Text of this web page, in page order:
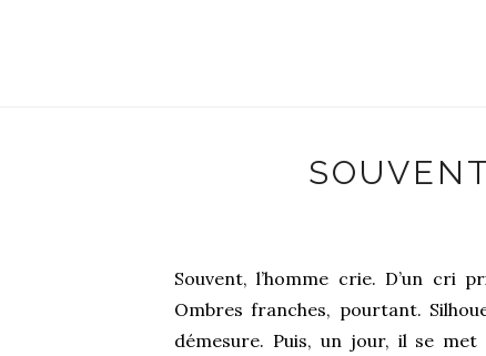
Souvent, l’homme crie. D’un cri
Ombres franches, pourtant.
démesure. Puis, un jour, il se